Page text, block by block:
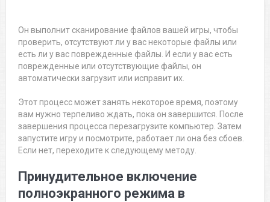
Он выполнит сканирование файлов вашей игры, чтобы
проверить, отсутствуют ли у вас некоторые файлы или
есть ли у вас поврежденные файлы. И если у вас есть
поврежденные или отсутствующие файлы, он
автоматически загрузит или исправит их.
Этот процесс может занять некоторое время, поэтому
вам нужно терпеливо ждать, пока он завершится. После
завершения процесса перезагрузите компьютер. Затем
запустите игру и посмотрите, работает ли она без сбоев.
Если нет, переходите к следующему методу.
Принудительное включение
полноэкранного режима в